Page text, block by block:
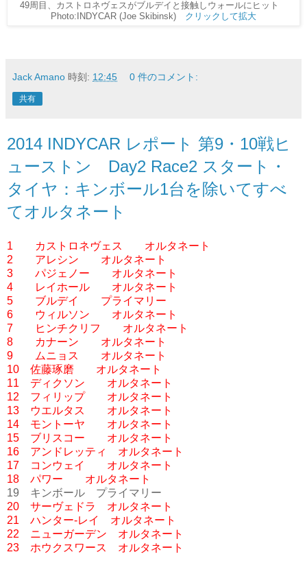
49周目、カストロネヴェスがブルデイと接触しウォールにヒット
Photo:INDYCAR (Joe Skibinsk) クリックして拡大
Jack Amano 時刻: 12:45 0 件のコメント:
共有
2014 INDYCAR レポート 第9・10戦ヒ
ューストン Day2 Race2 スタート・
タイヤ：キンボール1台を除いてすべ
てオルタネート
1 カストロネヴェス オルタネート
2 アレシン オルタネート
3 パジェノー オルタネート
4 レイホール オルタネート
5 ブルデイ プライマリー
6 ウィルソン オルタネート
7 ヒンチクリフ オルタネート
8 カナーン オルタネート
9 ムニョス オルタネート
10 佐藤琢磨 オルタネート
11 ディクソン オルタネート
12 フィリップ オルタネート
13 ウエルタス オルタネート
14 モントーヤ オルタネート
15 ブリスコー オルタネート
16 アンドレッティ オルタネート
17 コンウェイ オルタネート
18 パワー オルタネート
19 キンボール プライマリー
20 サーヴェドラ オルタネート
21 ハンター-レイ オルタネート
22 ニューガーデン オルタネート
23 ホウクスワース オルタネート